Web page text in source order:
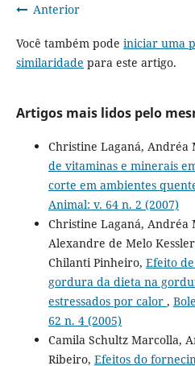
Anterior
Você também pode iniciar uma
similaridade para este artigo.
Artigos mais lidos pelo
Christine Laganá, Andréa
de vitaminas e minerais
corte em ambientes
Animal: v. 64 n. 2 (2007)
Christine Laganá, Andréa
Alexandre de Melo
Chilanti Pinheiro, Efeito
gordura da dieta na
estressados por calor ,
62 n. 4 (2005)
Camila Schultz Marcolla,
Ribeiro, Efeitos do